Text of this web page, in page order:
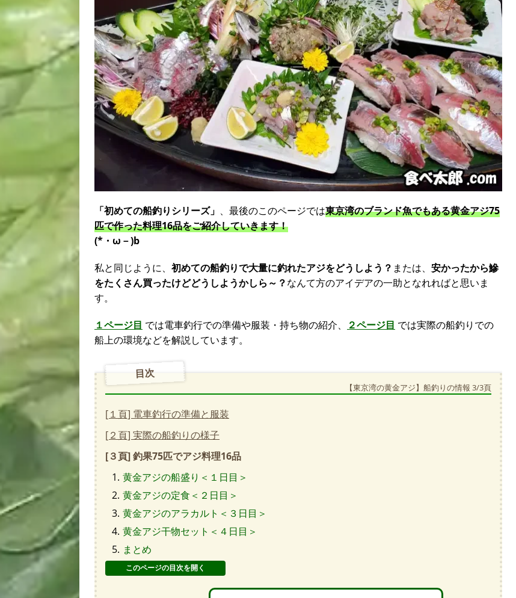
「初めての船釣りシリーズ」 、最後のこのページでは東京湾のブランド魚でもある黄金アジ75
匹で作った料理16品をご紹介していきます！
(*・ω－)b
私と同じように、 初めての船釣りで大量に釣れたアジをどうしよう？ または、 安かったから鰺
をたくさん買ったけどどうしようかしら～？なんて方のアイデアの一助となれればと思いま
す。
１ページ目 では電車釣行での準備や服装・持ち物の紹介、 ２ページ目 では実際の船釣りでの
船上の環境などを解説しています。
目次
【東京湾の黄金アジ】船釣りの情報 3/3頁
[１頁] 電車釣行の準備と服装
[２頁] 実際の船釣りの様子
[３頁] 釣果75匹でアジ料理16品
黄金アジの船盛り＜１日目＞
黄金アジの定食＜２日目＞
黄金アジのアラカルト＜３日目＞
黄金アジ干物セット＜４日目＞
まとめ